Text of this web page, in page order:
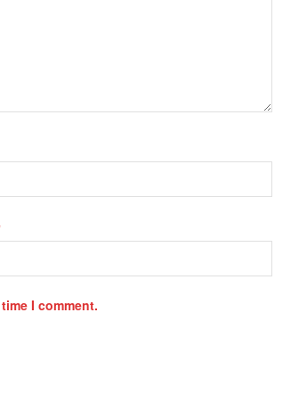
I comment.